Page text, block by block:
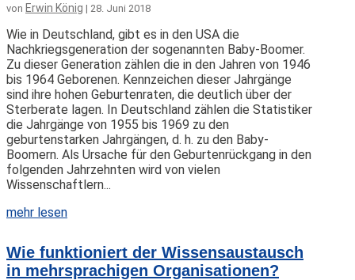
von Erwin König | 28. Juni 2018
Wie in Deutschland, gibt es in den USA die
Nachkriegsgeneration der sogenannten Baby-Boomer.
Zu dieser Generation zählen die in den Jahren von 1946
bis 1964 Geborenen. Kennzeichen dieser Jahrgänge
sind ihre hohen Geburtenraten, die deutlich über der
Sterberate lagen. In Deutschland zählen die Statistiker
die Jahrgänge von 1955 bis 1969 zu den
geburtenstarken Jahrgängen, d. h. zu den Baby-
Boomern. Als Ursache für den Geburtenrückgang in den
folgenden Jahrzehnten wird von vielen
Wissenschaftlern...
mehr lesen
Wie funktioniert der Wissensaustausch
in mehrsprachigen Organisationen?